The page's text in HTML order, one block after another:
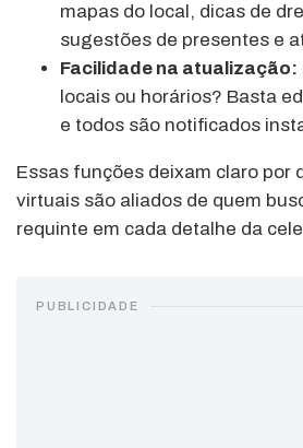
mapas do local, dicas de
sugestões de presentes e
Facilidade na atualização:
locais ou horários? Basta
e todos são notificados
Essas funções deixam claro por
virtuais são aliados de quem
requinte em cada detalhe da
PUBLICIDADE